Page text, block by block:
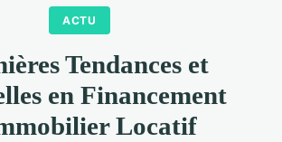
ACTU
Tendances et
en Financement
Locatif